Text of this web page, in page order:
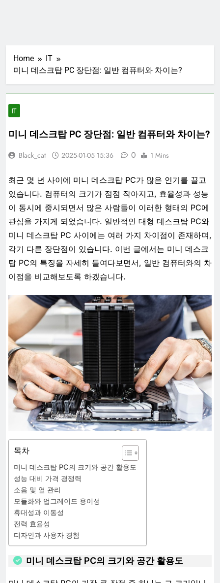
Home
IT
미니 데스크탑 PC 장단점: 일반 컴퓨터와 차이는?
IT
미니 데스크탑 PC 장단점: 일반 컴퓨터와 차이는?
Black_cat 2025-01-05 15:36 0 1 Mins
최근 몇 년 사이에 미니 데스크탑 PC가 많은 인기를 끌고
있습니다. 컴퓨터의 크기가 점점 작아지고, 효율성과 성능
이 동시에 중시되면서 많은 사람들이 이러한 형태의 PC에
관심을 가지게 되었습니다. 일반적인 대형 데스크탑 PC와
미니 데스크탑 PC 사이에는 여러 가지 차이점이 존재하며,
각기 다른 장단점이 있습니다. 이번 글에서는 미니 데스크
탑 PC의 특징을 자세히 들여다보면서, 일반 컴퓨터와의 차
이점을 비교해보도록 하겠습니다.
목차
미니 데스크탑 PC의 크기와 공간 활용도
성능 대비 가격 경쟁력
소음 및 열 관리
모듈화와 업그레이드 용이성
휴대성과 이동성
전력 효율성
디자인과 사용자 경험
미니 데스크탑 PC의 크기와 공간 활용도